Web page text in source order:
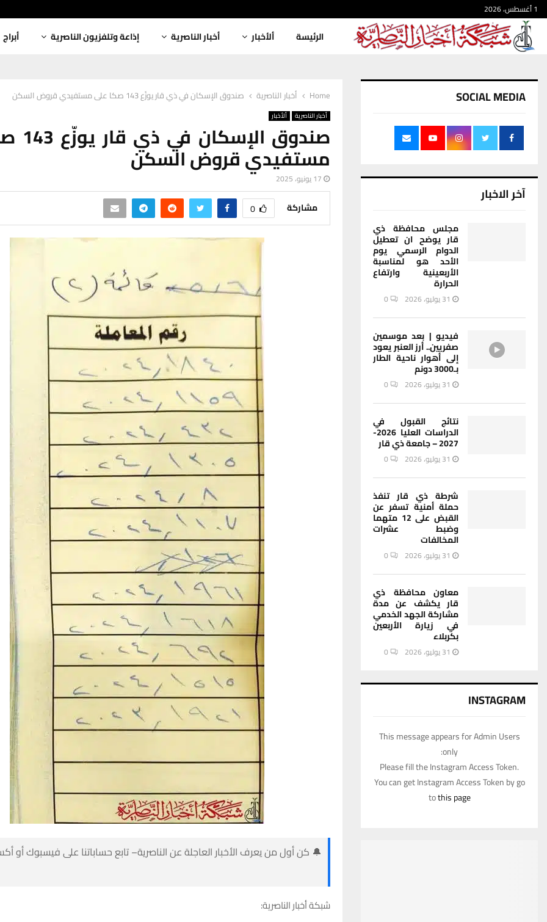
1 أغسطس، 2026
الرئيسة ألأخبار أخبار الناصرية إذاعة وتلفزيون الناصرية أبراج
Home أخبار الناصرية صندوق الإسكان في ذي قار يوزّع 143 صكا على مستفيدي قروض السكن
أخبار الناصرية ألأخبار
مستفيدي قروض السكن
17 يونيو، 2025
مشاركة 0
🔔 كن أول من يعرف الأخبار العاجلة عن الناصرية– تابع حساباتنا على فيسبوك أو
شبكة أخبار الناصرية:
SOCIAL MEDIA
آخر الاخبار
مجلس محافظة ذي
قار يوضح ان تعطيل
الدوام الرسمي يوم
الأحد هو لمناسبة
الأربعينية وارتفاع
الحرارة
31 يوليو، 2026 0
فيديو | بعد موسمين
صفريين.. أرز العنبر يعود
إلى أهوار ناحية الطار
بـ3000 دونم
31 يوليو، 2026 0
نتائج القبول في
الدراسات العليا 2026-
2027 – جامعة ذي قار
31 يوليو، 2026 0
شرطة ذي قار تنفذ
حملة أمنية تسفر عن
القبض على 12 متهما
وضبط عشرات
المخالفات
31 يوليو، 2026 0
معاون محافظة ذي
قار يكشف عن مدة
مشاركة الجهد الخدمي
في زيارة الأربعين
بكربلاء
31 يوليو، 2026 0
INSTAGRAM
This message appears for Admin Users
only:
Please fill the Instagram Access Token.
You can get Instagram Access Token by go
tothis page